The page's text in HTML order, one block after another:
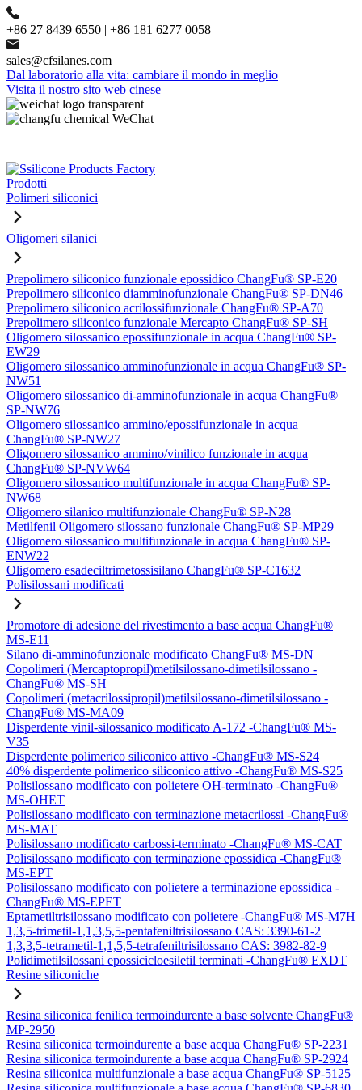
+86 27 8439 6550 | +86 181 6277 0058
sales@cfsilanes.com
Dal laboratorio alla vita: cambiare il mondo in meglio
Visita il nostro sito web cinese
Prodotti
Polimeri siliconici
Oligomeri silanici
Prepolimero siliconico funzionale epossidico ChangFu® SP-E20
Prepolimero siliconico diamminofunzionale ChangFu® SP-DN46
Prepolimero siliconico acrilossifunzionale ChangFu® SP-A70
Prepolimero siliconico funzionale Mercapto ChangFu® SP-SH
Oligomero silossanico epossifunzionale in acqua ChangFu® SP-
EW29
Oligomero silossanico amminofunzionale in acqua ChangFu® SP-
NW51
Oligomero silossanico di-amminofunzionale in acqua ChangFu®
SP-NW76
Oligomero silossanico ammino/epossifunzionale in acqua
ChangFu® SP-NW27
Oligomero silossanico ammino/vinilico funzionale in acqua
ChangFu® SP-NVW64
Oligomero silossanico multifunzionale in acqua ChangFu® SP-
NW68
Oligomero silanico multifunzionale ChangFu® SP-N28
Metilfenil Oligomero silossano funzionale ChangFu® SP-MP29
Oligomero silossanico multifunzionale in acqua ChangFu® SP-
ENW22
Oligomero esadeciltrimetossisilano ChangFu® SP-C1632
Polisilossani modificati
Promotore di adesione del rivestimento a base acqua ChangFu®
MS-E11
Silano di-amminofunzionale modificato ChangFu® MS-DN
Copolimeri (Mercaptopropil)metilsilossano-dimetilsilossano -
ChangFu® MS-SH
Copolimeri (metacrilossipropil)metilsilossano-dimetilsilossano -
ChangFu® MS-MA09
Disperdente vinil-silossanico modificato A-172 -ChangFu® MS-
V35
Disperdente polimerico siliconico attivo -ChangFu® MS-S24
40% disperdente polimerico siliconico attivo -ChangFu® MS-S25
Polisilossano modificato con polietere OH-terminato -ChangFu®
MS-OHET
Polisilossano modificato con terminazione metacrilossi -ChangFu®
MS-MAT
Polisilossano modificato carbossi-terminato -ChangFu® MS-CAT
Polisilossano modificato con terminazione epossidica -ChangFu®
MS-EPT
Polisilossano modificato con polietere a terminazione epossidica -
ChangFu® MS-EPET
Eptametiltrisilossano modificato con polietere -ChangFu® MS-M7H
1,3,5-trimetil-1,1,3,5,5-pentafeniltrisilossano CAS: 3390-61-2
1,3,3,5-tetrametil-1,1,5,5-tetrafeniltrisilossano CAS: 3982-82-9
Polidimetilsilossani epossicicloesiletil terminati -ChangFu® EXDT
Resine siliconiche
Resina siliconica fenilica termoindurente a base solvente ChangFu®
MP-2950
Resina siliconica termoindurente a base acqua ChangFu® SP-2231
Resina siliconica termoindurente a base acqua ChangFu® SP-2924
Resina siliconica multifunzionale a base acqua ChangFu® SP-5125